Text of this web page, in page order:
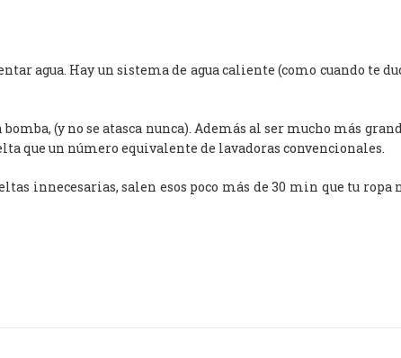
agua. Hay un sistema de agua caliente (como cuando te
(y no se atasca nunca). Además al ser mucho más
que un número equivalente de lavadoras convencionales.
innecesarias, salen esos poco más de 30 min que tu ropa